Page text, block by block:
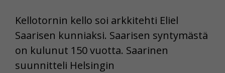
Kellotornin kello soi arkkitehti Eliel
Saarisen kunniaksi. Saarisen syntymästä
on kulunut 150 vuotta. Saarinen
suunnitteli Helsingin